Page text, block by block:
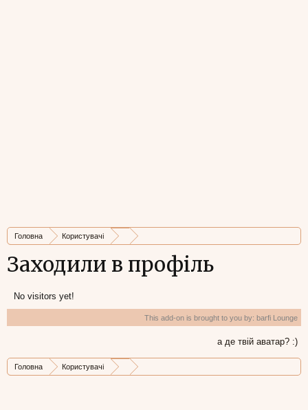
Головна Користувачі
Заходили в профіль
No visitors yet!
This add-on is brought to you by: barfi Lounge
а де твій аватар? :)
Головна Користувачі